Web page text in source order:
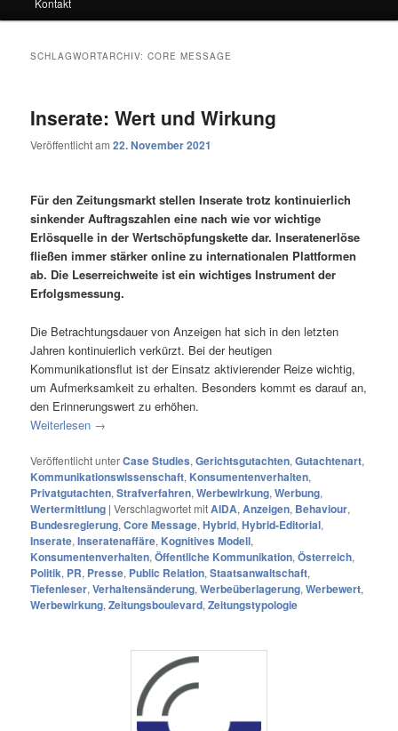
SCHLAGWORTARCHIV:CORE MESSAGE
Inserate: Wert und Wirkung
Veröffentlicht am22. November 2021
Für den Zeitungsmarkt stellen Inserate trotz kontinuierlich
sinkender Auftragszahlen eine nach wie vor wichtige
Erlösquelle in der Wertschöpfungskette dar. Inseratenerlöse
fließen immer stärker online zu internationalen Plattformen
ab. Die Leserreichweite ist ein wichtiges Instrument der
Erfolgsmessung.
Die Betrachtungsdauer von Anzeigen hat sich in den letzten
Jahren kontinuierlich verkürzt. Bei der heutigen
Kommunikationsflut ist der Einsatz aktivierender Reize wichtig,
um Aufmerksamkeit zu erhalten. Besonders kommt es darauf an,
den Erinnerungswert zu erhöhen.
Weiterlesen →
Veröffentlicht unterCase Studies,Gerichtsgutachten,Gutachtenart,
Kommunikationswissenschaft, Konsumentenverhalten,
Privatgutachten,Strafverfahren,Werbewirkung,Werbung,
Wertermittlung |Verschlagwortet mitAIDA,Anzeigen, Behaviour,
Bundesregierung,Core Message,Hybrid,Hybrid-Editorial,
Inserate,Inseratenaffäre, Kognitives Modell,
Konsumentenverhalten,Öffentliche Kommunikation,Österreich,
Politik, PR, Presse, Public Relation,Staatsanwaltschaft,
Tiefenleser,Verhaltensänderung,Werbeüberlagerung,Werbewert,
Werbewirkung,Zeitungsboulevard,Zeitungstypologie